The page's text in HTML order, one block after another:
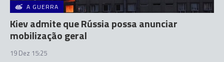
A GUERRA
Kiev admite que Rússia possa anunciar
mobilização geral
19 Dez 15:25